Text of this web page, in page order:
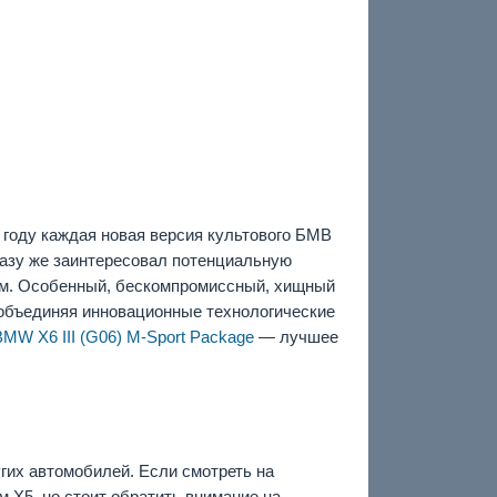
каждая новая версия культового БМВ
же заинтересовал потенциальную
Особенный, бескомпромиссный, хищный
инновационные технологические
X6 III (G06) M-Sport Package— лучшее
автомобилей. Если смотреть на